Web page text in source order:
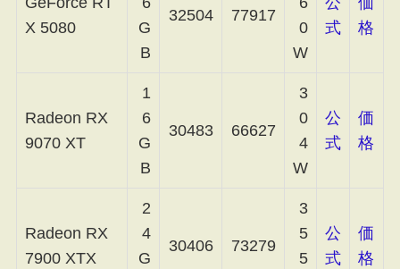
X 5080
G
B
32504 77917
0
W
式
格
Radeon RX
9070 XT
1
6
G
B
30483 66627
3
0
4
W
公
式
価
格
Radeon RX
7900 XTX
2
4
G
30406 73279
3
5
5
公
式
価
格